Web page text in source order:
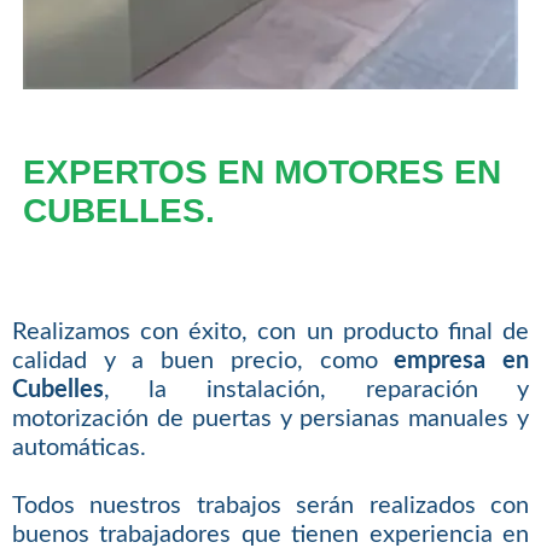
EXPERTOS EN MOTORES EN
CUBELLES.
Realizamos con éxito, con un producto final de
calidad y a buen precio, comoempresa en
Cubelles, la instalación, reparación y
motorización de puertas y persianas manuales y
automáticas.
Todos nuestros trabajos serán realizados con
buenos trabajadores que tienen experiencia en